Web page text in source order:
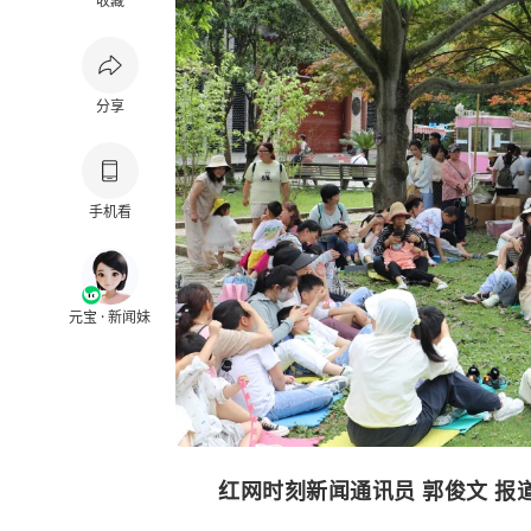
分享
手机看
元宝 · 新闻妹
红网时刻新闻通讯员 郭俊文 报